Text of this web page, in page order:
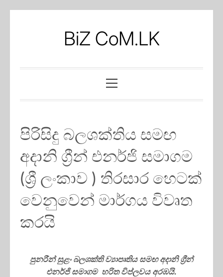
BiZ CoM.LK
Menu
පිරිසිදු බලශක්තිය සමඟ
අදානි ග්‍රීන් එනර්ජි සමාගම
(ශ්‍රී ලංකාව ) තිරසාර හෙටක්
වෙනුවෙන් මාර්ගය විවෘත
කරයි
පුනරීන් සුළං බලශක්ති ව්‍යාපෘතිය සමඟ අදානි ග්‍රීන්
එනර්ජි සමාගම හරිත විප්ලවය අරඹයි.